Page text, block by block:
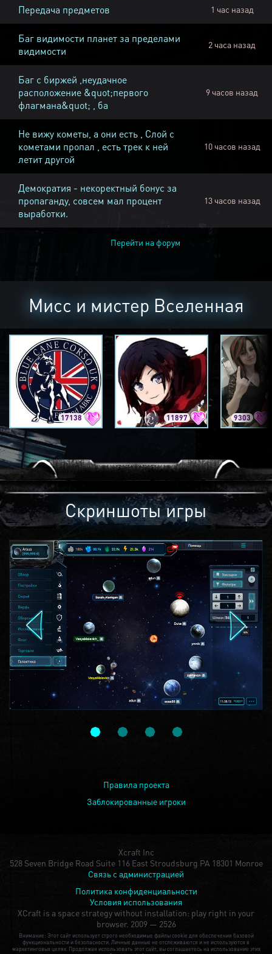
Передача предметов 1 час назад
Баг видимости планет за пределами
видимости
2 часа назад
Баг с биржей ,неудачное
расположение &quot;первого
флагмана&quot; , ба
9 часов назад
Не вижу кометы, а они есть , Слой с
кометами пропал , есть трек к ней
летит другой
10 часов назад
Демократия - некоректный бонус за
пропаганду, совсем мал процент
выработки.
13 часов назад
Перейти на форум
Мисс и мистер Вселенная
17138 11897 9303
Скриншоты игры
Правила проекта
Заблокированные игроки
Xcraft Inc
528 Seven Bridge Road Suite 116 East Stroudsburg PA 18301 Monroe
Связь с администрацией
Политика конфиденциальности
Условия использования
XCraft is a space strategy without installation: play right in your
browser. 2009 — 2526
Внимание: Этот сайт использует строго необходимые файлы cookie для обеспечения базовой
функциональности и безопасности. Личные данные не отслеживаются и не используются в
маркетинговых целях. Продолжая использовать этот сайт, вы соглашаетесь на использование этих